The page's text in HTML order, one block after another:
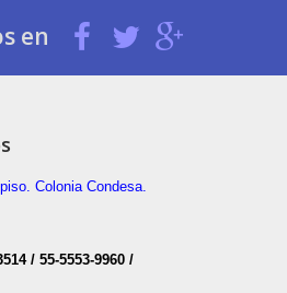
en
Colonia Condesa.
/ 55-5553-9960 /